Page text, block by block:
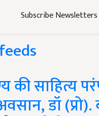
Subscribe Newsletters
की साहित्य
डॉ